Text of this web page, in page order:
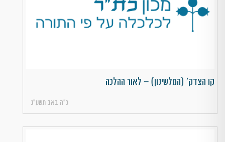
קו הצדק' (המלשינון) – לאור ההלכה
כ״ה באב תשע״ג